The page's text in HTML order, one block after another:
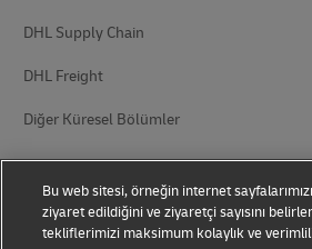
DHL Supply Chain
DHL Freight
Diğer Küresel Bölümler
Bu web sitesi, örneğin internet
ziyaret edildiğini ve ziyaretçi sayısını
tekliflerimizi maksimum kolaylık ve